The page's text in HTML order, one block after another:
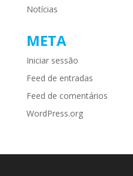
Notícias
META
Iniciar sessão
Feed de entradas
Feed de comentários
WordPress.org